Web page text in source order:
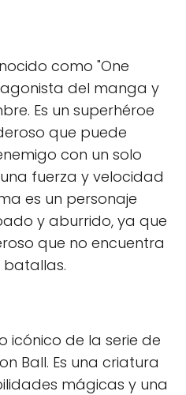
como "One
del manga y
Es un superhéroe
que puede
con un solo
fuerza y velocidad
es un personaje
y aburrido, ya que
que no encuentra
batallas.
icónico de la serie de
Ball. Es una criatura
mágicas y una